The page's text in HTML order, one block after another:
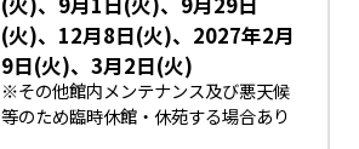
(火)、12月8日(火)、2027年2月
9日(火)、3月2日(火)
※その他館内メンテナンス及び悪天候
等のため臨時休館・休苑する場合あり